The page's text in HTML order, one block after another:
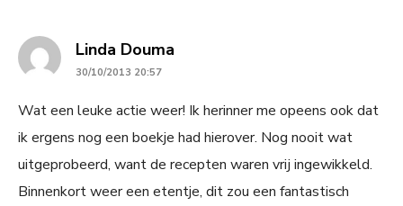
Linda Douma
30/10/2013 20:57
Wat een leuke actie weer! Ik herinner me opeens ook dat
ik ergens nog een boekje had hierover. Nog nooit wat
uitgeprobeerd, want de recepten waren vrij ingewikkeld.
Binnenkort weer een etentje, dit zou een fantastisch